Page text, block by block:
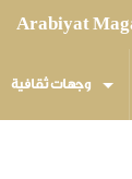
وجهات ثقافية